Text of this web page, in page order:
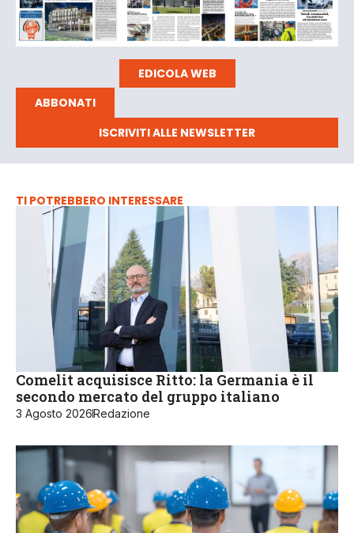
EDICOLA WEB
ABBONATI
ISCRIVITI ALLE NEWSLETTER
TI POTREBBERO INTERESSARE
Comelit acquisisce Ritto: la Germania è il
secondo mercato del gruppo italiano
3 Agosto 2026Redazione